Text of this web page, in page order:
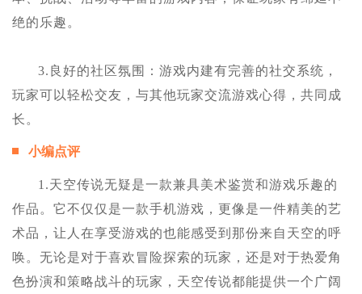
绝的乐趣。
3.良好的社区氛围：游戏内建有完善的社交系统，
玩家可以轻松交友，与其他玩家交流游戏心得，共同成
长。
小编点评
1.天空传说无疑是一款兼具美术鉴赏和游戏乐趣的
作品。它不仅仅是一款手机游戏，更像是一件精美的艺
术品，让人在享受游戏的也能感受到那份来自天空的呼
唤。无论是对于喜欢冒险探索的玩家，还是对于热爱角
色扮演和策略战斗的玩家，天空传说都能提供一个广阔